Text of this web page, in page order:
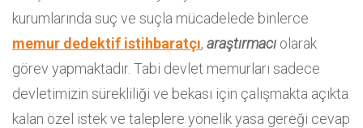
kurumlarında suç ve suçla mücadelede binlerce
memur dedektif istihbaratçı, araştırmacı olarak
görev yapmaktadır. Tabi devlet memurları sadece
devletimizin sürekliliği ve bekası için çalışmakta açıkta
kalan özel istek ve taleplere yönelik yasa gereği cevap